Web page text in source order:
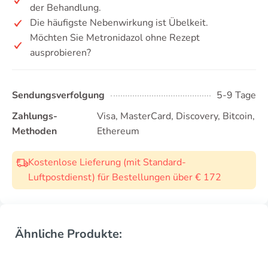
der Behandlung.
Die häufigste Nebenwirkung ist Übelkeit.
Möchten Sie Metronidazol ohne Rezept
ausprobieren?
Sendungsverfolgung
5-9 Tage
Zahlungs-
Methoden
Visa, MasterCard, Discovery, Bitcoin,
Ethereum
Kostenlose Lieferung (mit Standard-
Luftpostdienst) für Bestellungen über € 172
Ähnliche Produkte: